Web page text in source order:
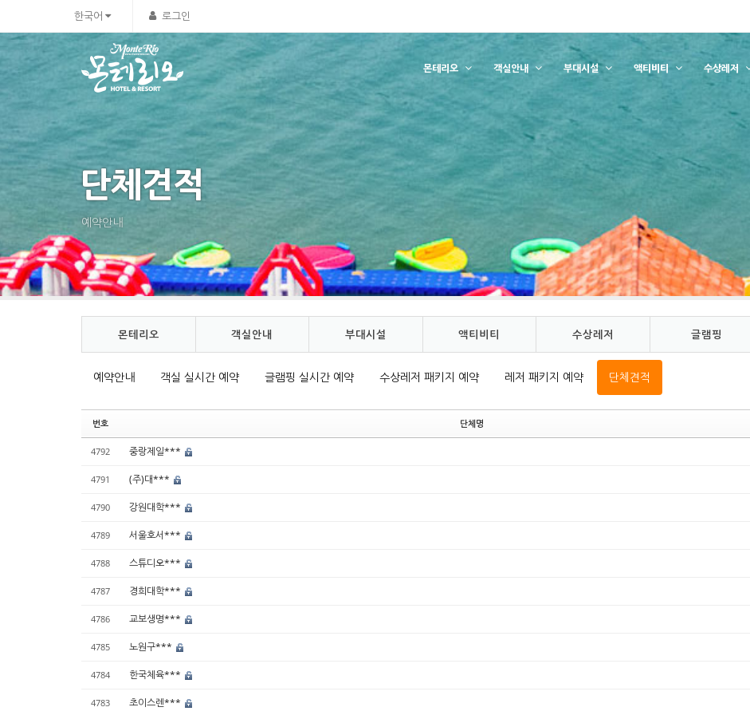
한국어 로그인
몬테리오 객실안내 부대시설 액티비티 수상레저
단체견적
예약안내
몬테리오 객실안내 부대시설 액티비티 수상레저 글램핑
예약안내 객실 실시간 예약 글램핑 실시간 예약 수상레저 패키지 예약 레저 패키지 예약 단체견적
번호 단체명
4792 중랑제일***
4791 (주)대***
4790 강원대학***
4789 서울호서***
4788 스튜디오***
4787 경희대학***
4786 교보생명***
4785 노원구***
4784 한국체육***
4783 초이스렌***
Sketchbook5, 스케치북5